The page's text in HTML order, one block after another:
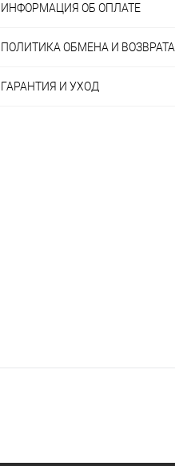
ИНФОРМАЦИЯ ОБ ОПЛАТЕ
ПОЛИТИКА ОБМЕНА И ВОЗВРАТА
ГАРАНТИЯ И УХОД